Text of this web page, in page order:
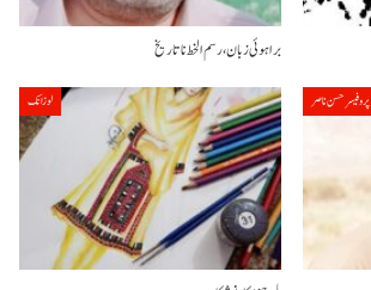
براہوئی زبان ،رسم الخط نا تاریخ
لوزانک پروفیسر حسن ناصر